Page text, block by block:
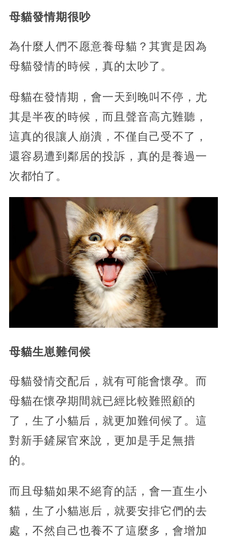
母貓發情期很吵
為什麼人們不愿意養母貓？其實是因為
母貓發情的時候，真的太吵了。
母貓在發情期，會一天到晚叫不停，尤
其是半夜的時候，而且聲音高亢難聽，
這真的很讓人崩潰，不僅自己受不了，
還容易遭到鄰居的投訴，真的是養過一
次都怕了。
母貓生崽難伺候
母貓發情交配后，就有可能會懷孕。而
母貓在懷孕期間就已經比較難照顧的
了，生了小貓后，就更加難伺候了。這
對新手鏟屎官來說，更加是手足無措
的。
而且母貓如果不絕育的話，會一直生小
貓，生了小貓崽后，就要安排它們的去
處，不然自己也養不了這麼多，會增加